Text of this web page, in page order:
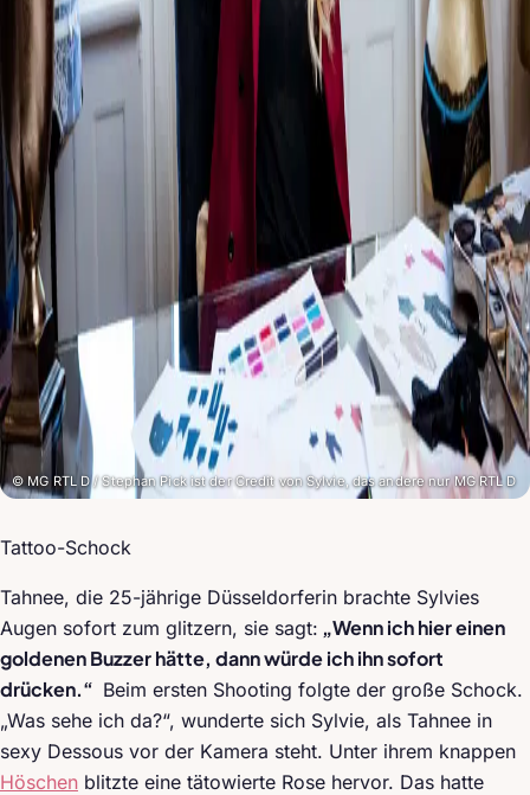
© MG RTL D / Stephan Pick ist der Credit von Sylvie, das andere nur MG RTL D
Tattoo-Schock
Tahnee, die 25-jährige Düsseldorferin brachte Sylvies
Augen sofort zum glitzern, sie sagt: „Wenn ich hier einen
goldenen Buzzer hätte, dann würde ich ihn sofort
drücken.“ Beim ersten Shooting folgte der große Schock.
„Was sehe ich da?“, wunderte sich Sylvie, als Tahnee in
sexy Dessous vor der Kamera steht. Unter ihrem knappen
Höschen blitzte eine tätowierte Rose hervor. Das hatte